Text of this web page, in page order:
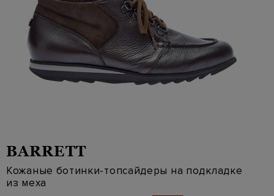
BARRETT
Кожаные ботинки-топсайдеры на подкладке
из меха